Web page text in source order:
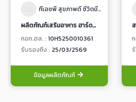
ทีเอชพี สุขภาพดี ชีวิตมีสุข
ผลิตภัณฑ์เสริมอาหาร ฮาร์ด แคปซูล ไบโลบา (ตรา ทีเอชพี)
กอท.ฮล. : 10H5250010361
รับรองถึง : 25/03/2569
ข้อมูลผลิตภัณฑ์